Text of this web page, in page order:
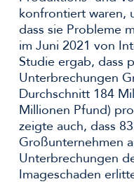
konfrontiert waren,
dass sie Probleme
im Juni 2021 von
Studie ergab, dass
Unterbrechungen
Durchschnitt 184
Millionen Pfund)
zeigte auch, dass
Großunternehmen
Unterbrechungen
Imageschaden